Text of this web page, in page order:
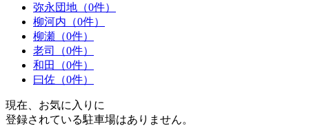
弥永団地（0件）
柳河内（0件）
柳瀬（0件）
老司（0件）
和田（0件）
曰佐（0件）
現在、お気に入りに
登録されている駐車場はありません。